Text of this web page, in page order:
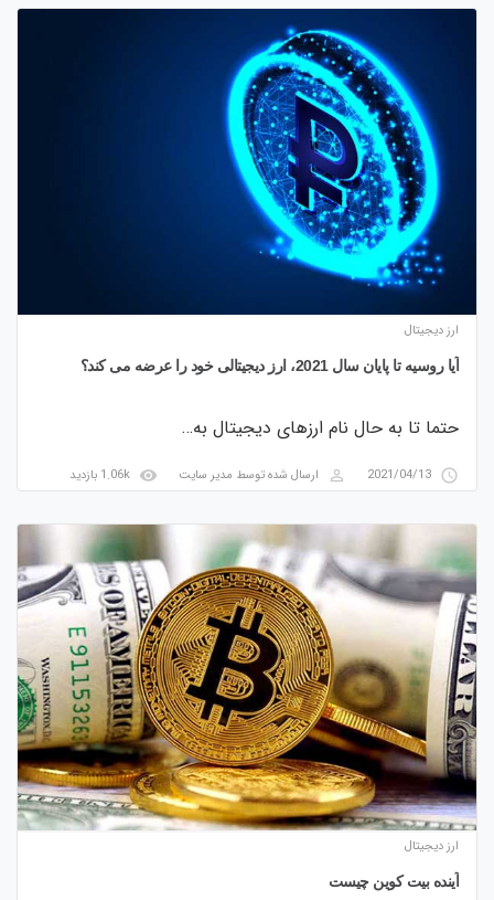
ارز دیجیتال
آیا روسیه تا پایان سال 2021، ارز دیجیتالی خود را عرضه می کند؟
حتما تا به حال نام ارزهای دیجیتال به…
access_time
2021/04/13
perm_identity ارسال شده توسط مدیر سایت visibility
ارز دیجیتال
آینده بیت کوین چیست